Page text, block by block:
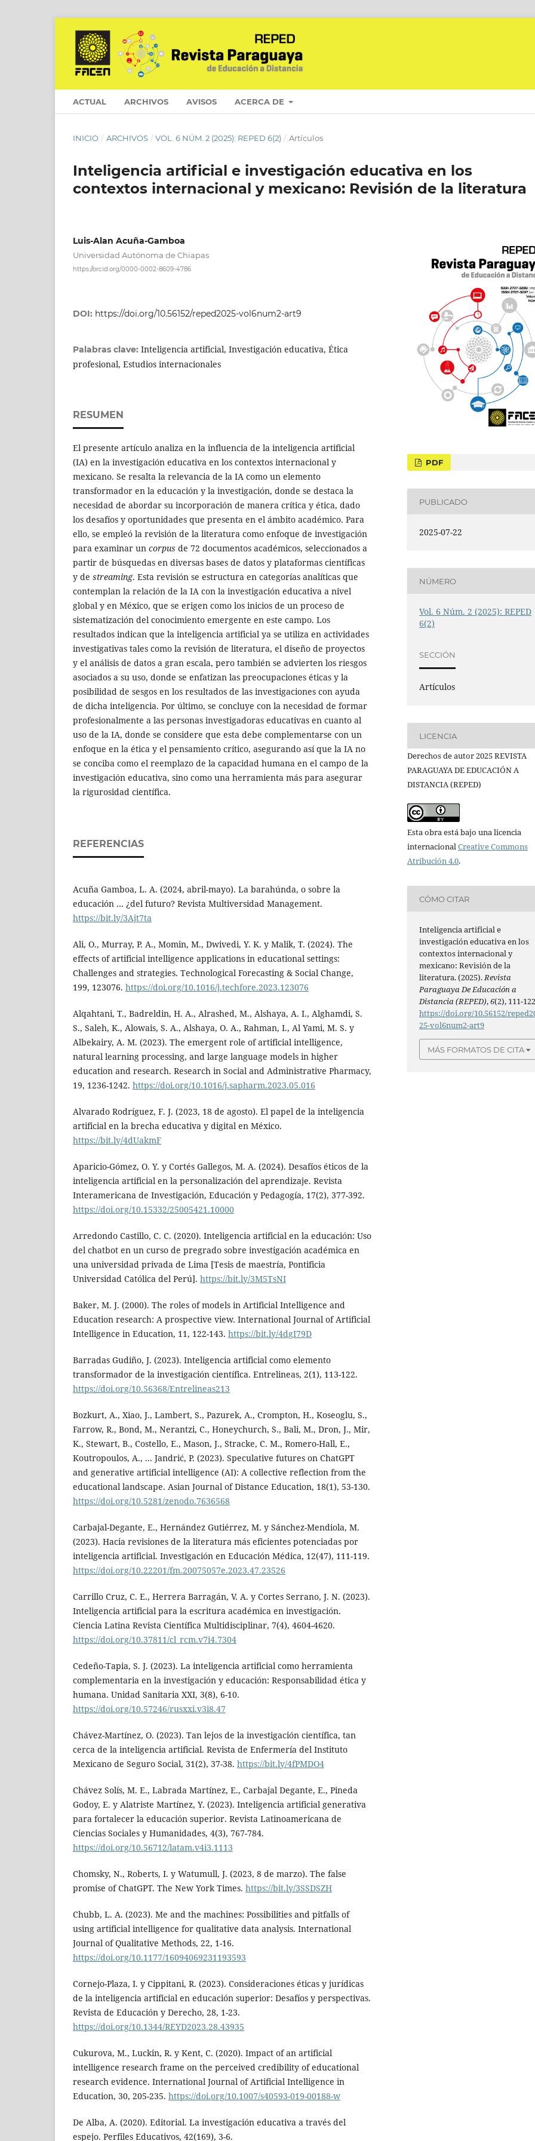
ACTUAL ARCHIVOS AVISOS ACERCA DE
INICIO / ARCHIVOS / VOL. 6 NÚM. 2 (2025): REPED 6(2) / Artículos
Inteligencia artificial e investigación educativa en los
contextos internacional y mexicano: Revisión de la literatura
Luis-Alan Acuña-Gamboa
Universidad Autónoma de Chiapas
https://orcid.org/0000-0002-8609-4786
DOI: https://doi.org/10.56152/reped2025-vol6num2-art9
Palabras clave: Inteligencia artificial, Investigación educativa, Ética
profesional, Estudios internacionales
RESUMEN
El presente artículo analiza en la influencia de la inteligencia artificial
(IA) en la investigación educativa en los contextos internacional y
mexicano. Se resalta la relevancia de la IA como un elemento
transformador en la educación y la investigación, donde se destaca la
necesidad de abordar su incorporación de manera crítica y ética, dado
los desafíos y oportunidades que presenta en el ámbito académico. Para
ello, se empleó la revisión de la literatura como enfoque de investigación
para examinar un corpus de 72 documentos académicos, seleccionados a
partir de búsquedas en diversas bases de datos y plataformas científicas
y de streaming. Esta revisión se estructura en categorías analíticas que
contemplan la relación de la IA con la investigación educativa a nivel
global y en México, que se erigen como los inicios de un proceso de
sistematización del conocimiento emergente en este campo. Los
resultados indican que la inteligencia artificial ya se utiliza en actividades
investigativas tales como la revisión de literatura, el diseño de proyectos
y el análisis de datos a gran escala, pero también se advierten los riesgos
asociados a su uso, donde se enfatizan las preocupaciones éticas y la
posibilidad de sesgos en los resultados de las investigaciones con ayuda
de dicha inteligencia. Por último, se concluye con la necesidad de formar
profesionalmente a las personas investigadoras educativas en cuanto al
uso de la IA, donde se considere que esta debe complementarse con un
enfoque en la ética y el pensamiento crítico, asegurando así que la IA no
se conciba como el reemplazo de la capacidad humana en el campo de la
investigación educativa, sino como una herramienta más para asegurar
la rigurosidad científica.
REFERENCIAS
Acuña Gamboa, L. A. (2024, abril-mayo). La barahúnda, o sobre la
educación … ¿del futuro? Revista Multiversidad Management.
https://bit.ly/3Ajt7ta
Ali, O., Murray, P. A., Momin, M., Dwivedi, Y. K. y Malik, T. (2024). The
effects of artificial intelligence applications in educational settings:
Challenges and strategies. Technological Forecasting & Social Change,
199, 123076. https://doi.org/10.1016/j.techfore.2023.123076
Alqahtani, T., Badreldin, H. A., Alrashed, M., Alshaya, A. I., Alghamdi, S.
S., Saleh, K., Alowais, S. A., Alshaya, O. A., Rahman, I., Al Yami, M. S. y
Albekairy, A. M. (2023). The emergent role of artificial intelligence,
natural learning processing, and large language models in higher
education and research. Research in Social and Administrative Pharmacy,
19, 1236-1242. https://doi.org/10.1016/j.sapharm.2023.05.016
Alvarado Rodríguez, F. J. (2023, 18 de agosto). El papel de la inteligencia
artificial en la brecha educativa y digital en México.
https://bit.ly/4dUakmF
Aparicio-Gómez, O. Y. y Cortés Gallegos, M. A. (2024). Desafíos éticos de la
inteligencia artificial en la personalización del aprendizaje. Revista
Interamericana de Investigación, Educación y Pedagogía, 17(2), 377-392.
https://doi.org/10.15332/25005421.10000
Arredondo Castillo, C. C. (2020). Inteligencia artificial en la educación: Uso
del chatbot en un curso de pregrado sobre investigación académica en
una universidad privada de Lima [Tesis de maestría, Pontificia
Universidad Católica del Perú]. https://bit.ly/3M5TsNI
Baker, M. J. (2000). The roles of models in Artificial Intelligence and
Education research: A prospective view. International Journal of Artificial
Intelligence in Education, 11, 122-143. https://bit.ly/4dgI79D
Barradas Gudiño, J. (2023). Inteligencia artificial como elemento
transformador de la investigación científica. Entrelineas, 2(1), 113-122.
https://doi.org/10.56368/Entrelineas213
Bozkurt, A., Xiao, J., Lambert, S., Pazurek, A., Crompton, H., Koseoglu, S.,
Farrow, R., Bond, M., Nerantzi, C., Honeychurch, S., Bali, M., Dron, J., Mir,
K., Stewart, B., Costello, E., Mason, J., Stracke, C. M., Romero-Hall, E.,
Koutropoulos, A., ... Jandrić, P. (2023). Speculative futures on ChatGPT
and generative artificial intelligence (AI): A collective reflection from the
educational landscape. Asian Journal of Distance Education, 18(1), 53-130.
https://doi.org/10.5281/zenodo.7636568
Carbajal-Degante, E., Hernández Gutiérrez, M. y Sánchez-Mendiola, M.
(2023). Hacia revisiones de la literatura más eficientes potenciadas por
inteligencia artificial. Investigación en Educación Médica, 12(47), 111-119.
https://doi.org/10.22201/fm.20075057e.2023.47.23526
Carrillo Cruz, C. E., Herrera Barragán, V. A. y Cortes Serrano, J. N. (2023).
Inteligencia artificial para la escritura académica en investigación.
Ciencia Latina Revista Científica Multidisciplinar, 7(4), 4604-4620.
https://doi.org/10.37811/cl_rcm.v7i4.7304
Cedeño-Tapia, S. J. (2023). La inteligencia artificial como herramienta
complementaria en la investigación y educación: Responsabilidad ética y
humana. Unidad Sanitaria XXI, 3(8), 6-10.
https://doi.org/10.57246/rusxxi.v3i8.47
Chávez-Martínez, O. (2023). Tan lejos de la investigación científica, tan
cerca de la inteligencia artificial. Revista de Enfermería del Instituto
Mexicano de Seguro Social, 31(2), 37-38. https://bit.ly/4fPMDO4
Chávez Solís, M. E., Labrada Martínez, E., Carbajal Degante, E., Pineda
Godoy, E. y Alatriste Martínez, Y. (2023). Inteligencia artificial generativa
para fortalecer la educación superior. Revista Latinoamericana de
Ciencias Sociales y Humanidades, 4(3), 767-784.
https://doi.org/10.56712/latam.v4i3.1113
Chomsky, N., Roberts, I. y Watumull, J. (2023, 8 de marzo). The false
promise of ChatGPT. The New York Times. https://bit.ly/3SSDSZH
Chubb, L. A. (2023). Me and the machines: Possibilities and pitfalls of
using artificial intelligence for qualitative data analysis. International
Journal of Qualitative Methods, 22, 1-16.
https://doi.org/10.1177/16094069231193593
Cornejo-Plaza, I. y Cippitani, R. (2023). Consideraciones éticas y jurídicas
de la inteligencia artificial en educación superior: Desafíos y perspectivas.
Revista de Educación y Derecho, 28, 1-23.
https://doi.org/10.1344/REYD2023.28.43935
Cukurova, M., Luckin, R. y Kent, C. (2020). Impact of an artificial
intelligence research frame on the perceived credibility of educational
research evidence. International Journal of Artificial Intelligence in
Education, 30, 205-235. https://doi.org/10.1007/s40593-019-00188-w
De Alba, A. (2020). Editorial. La investigación educativa a través del
espejo. Perfiles Educativos, 42(169), 3-6.
PDF
PUBLICADO
2025-07-22
NÚMERO
Vol. 6 Núm. 2 (2025): REPED
6(2)
SECCIÓN
Artículos
LICENCIA
Derechos de autor 2025 REVISTA
PARAGUAYA DE EDUCACIÓN A
DISTANCIA (REPED)
Esta obra está bajo una licencia
internacionalCreative Commons
Atribución 4.0.
CÓMO CITAR
Inteligencia artificial e
investigación educativa en los
contextos internacional y
mexicano: Revisión de la
literatura. (2025).Revista
Paraguaya De Educación a
Distancia (REPED),6(2), 111-
https://doi.org/10.56152/
25-vol6num2-art9
MÁS FORMATOS DE CITA